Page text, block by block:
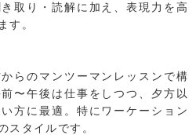
取り・読解に加え、表現力を高
す。
らのマンツーマンレッスンで構
〜午後は仕事をしつつ、夕方以
方に最適。特にワーケーション
スタイルです。